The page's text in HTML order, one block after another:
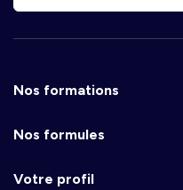
Nos formations
Nos formules
Votre profil